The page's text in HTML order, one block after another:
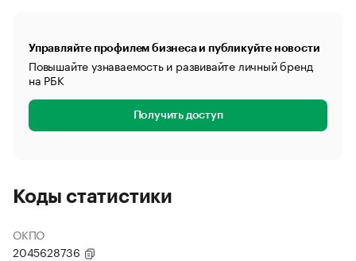
Управляйте профилем бизнеса и публикуйте новости
Повышайте узнаваемость и развивайте личный бренд
на РБК
Получить доступ
Коды статистики
ОКПО
2045628736